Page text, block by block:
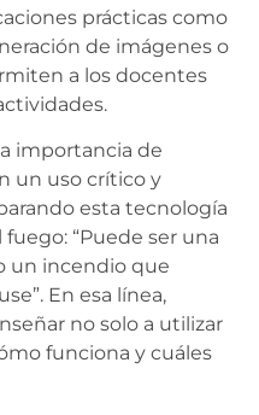
prácticas como
de imágenes o
a los docentes
importancia de
un uso crítico y
esta tecnología
“Puede ser una
un incendio que
En esa línea,
no solo a utilizar
funciona y cuáles